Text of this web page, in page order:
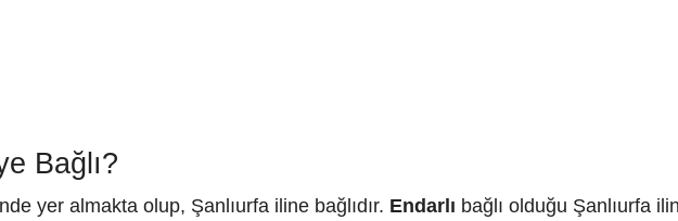
Bağlı?
yer almakta olup, Şanlıurfa iline bağlıdır. Endarlı bağlı olduğu Şanlıurfa